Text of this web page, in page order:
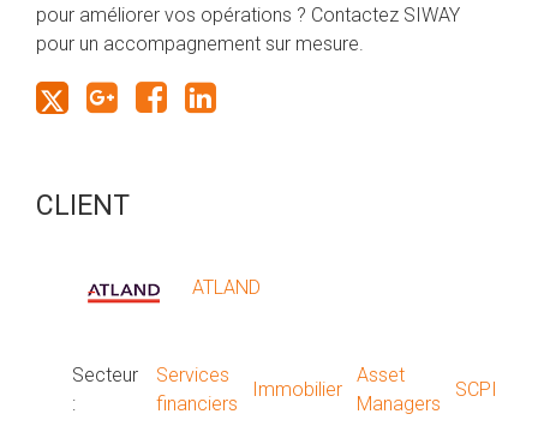
pour améliorer vos opérations ? Contactez SIWAY
pour un accompagnement sur mesure.
CLIENT
ATLAND
Secteur
:
Services
financiers
Immobilier
Asset
Managers
SCPI